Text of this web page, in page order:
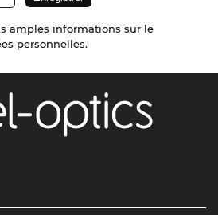
amples informations sur le
personnelles.